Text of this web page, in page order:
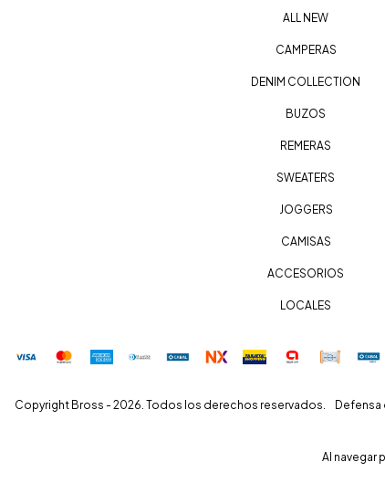
Al navegar
ALL NEW
CAMPERAS
DENIM COLLECTION
BUZOS
REMERAS
SWEATERS
JOGGERS
CAMISAS
ACCESORIOS
LOCALES
Copyright Bross - 2026. Todos los derechos reservados. Defensa